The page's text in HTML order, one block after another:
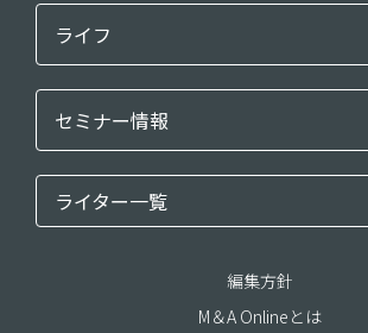
ライフ
セミナー情報
ライター一覧
編集方針
M＆A Onlineとは